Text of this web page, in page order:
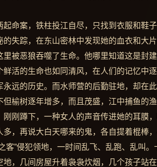
命案，铁柱投江自尽，只找到衣服和鞋
失踪，在东山密林中发现她的血衣和大
被恶狼吞噬了生命。他哪里知道这是封
鲜活的生命也如同清风，在人们的记忆中
远的历史。而水师营的后勤驻地，却在
榆树逐年增多，而且茂盛，江中捕鱼的
刚蹲下，一种女人的声音传进她的耳膜
，再说大白天哪来的鬼，各自提着棍棒
客”侵犯领地，一时间乱飞、乱跑、乱叫
，几间房屋升着袅袅炊烟，几个孩子站